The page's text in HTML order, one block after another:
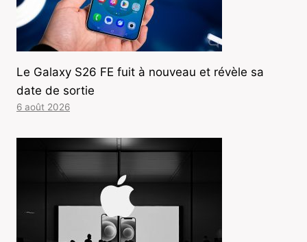
Le Galaxy S26 FE fuit à nouveau et révèle sa
date de sortie
6 août 2026